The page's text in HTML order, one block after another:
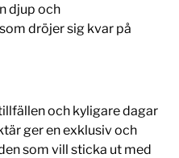
djup och
dröjer sig kvar på
och kyligare dagar
ger en exklusiv och
som vill sticka ut med